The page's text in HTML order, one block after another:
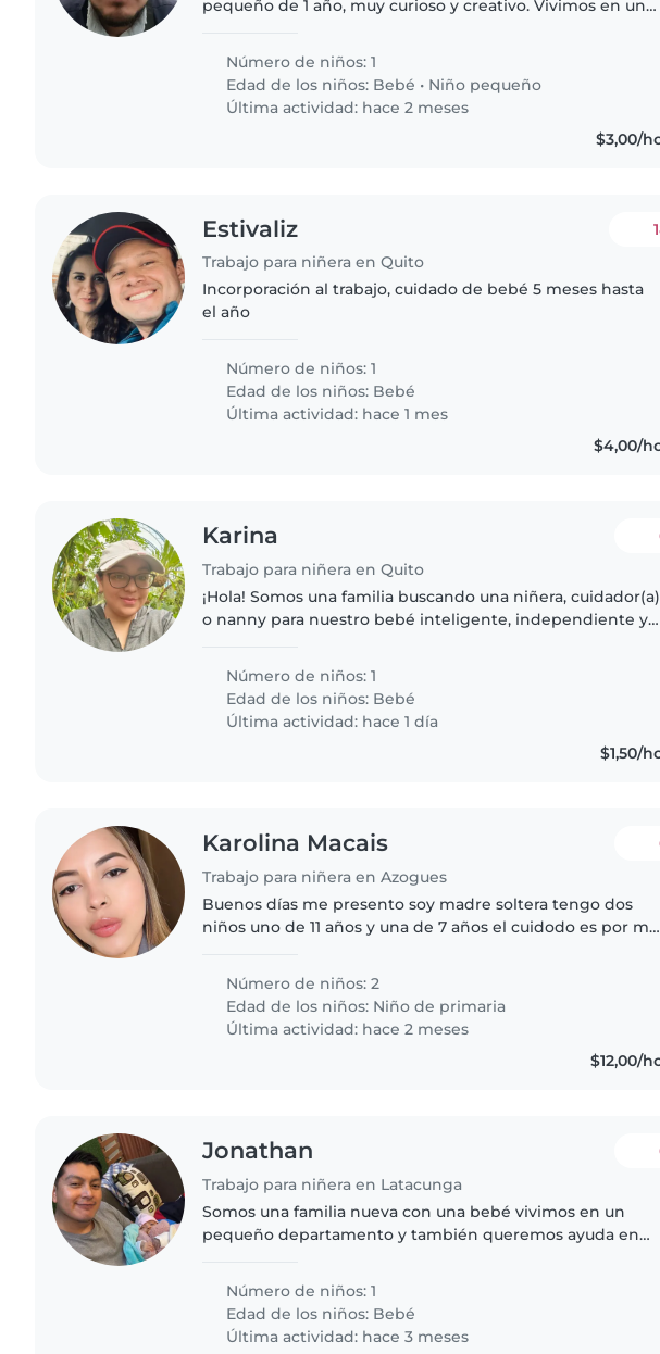
pequeño de 1 año, muy curioso y creativo. Vivimos en un
Número de niños: 1
Edad de los niños: Bebé • Niño pequeño
Última actividad: hace 2 meses
$3,00/
Estivaliz
Trabajo para niñera en Quito
Incorporación al trabajo, cuidado de bebé 5 meses hasta
el año
Número de niños: 1
Edad de los niños: Bebé
Última actividad: hace 1 mes
$4,00/
Karina
Trabajo para niñera en Quito
¡Hola! Somos una familia buscando una niñera, cuidador(a)
o nanny para nuestro bebé inteligente, independiente y
cocinando y ayudando..
Número de niños: 1
Edad de los niños: Bebé
Última actividad: hace 1 día
$1,50/
Karolina Macais
Trabajo para niñera en Azogues
Buenos días me presento soy madre soltera tengo dos
niños uno de 11 años y una de 7 años el cuidodo es por mi
Número de niños: 2
Edad de los niños: Niño de primaria
Última actividad: hace 2 meses
$12,00/
Jonathan
Trabajo para niñera en Latacunga
Somos una familia nueva con una bebé vivimos en un
pequeño departamento y también queremos ayuda en
necesitará más ayuda ya..
Número de niños: 1
Edad de los niños: Bebé
Última actividad: hace 3 meses